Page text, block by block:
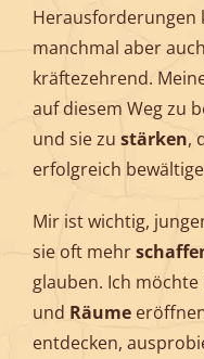
Herausforderungen
manchmal aber
kräftezehrend.
auf diesem Weg zu
und sie zu stärken,
erfolgreich
Mir ist wichtig,
sie oft mehr
glauben. Ich möchte
und Räume
entdecken,